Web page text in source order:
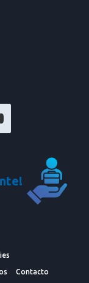
Contacto